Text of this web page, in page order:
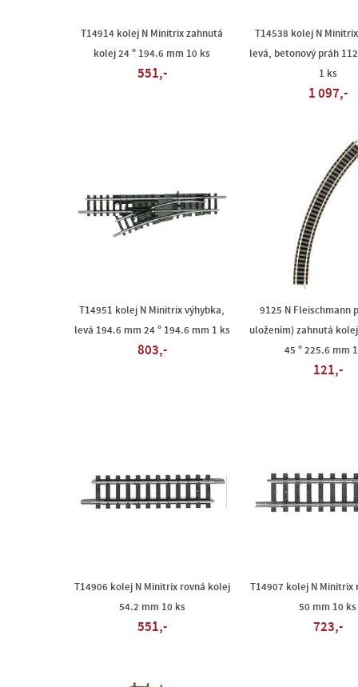
T14914 kolej N Minitrix zahnutá
kolej 24 ° 194.6 mm 10 ks
551,-
T14538 kolej N
levá, betonový práh
1 ks
1 097,-
T14951 kolej N Minitrix výhybka,
levá 194.6 mm 24 ° 194.6 mm 1 ks
803,-
9125 N Fleischmann
uložením) zahnutá
45 ° 225.6 mm
121,-
T14906 kolej N Minitrix rovná kolej
54.2 mm 10 ks
551,-
T14907 kolej N Minitrix
50 mm 10 ks
723,-